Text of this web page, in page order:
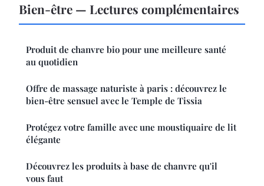
Bien-être — Lectures complémentaires
Produit de chanvre bio pour une meilleure santé
au quotidien
Offre de massage naturiste à paris : découvrez le
bien-être sensuel avec le Temple de Tissia
Protégez votre famille avec une moustiquaire de lit
élégante
Découvrez les produits à base de chanvre qu'il
vous faut